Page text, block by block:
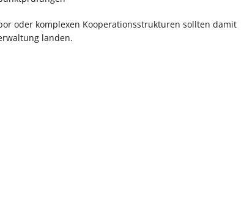
oder komplexen Kooperationsstrukturen sollten damit
landen.